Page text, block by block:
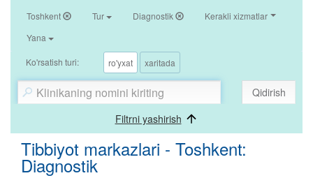
Toshkent Tur Diagnostik
Kerakli xizmatlar
Yana
Ko'rsatish turi: ro'yxat xaritada
Qidirish
Filtrni yashirish
Tibbiyot markazlari - Toshkent:
Diagnostik